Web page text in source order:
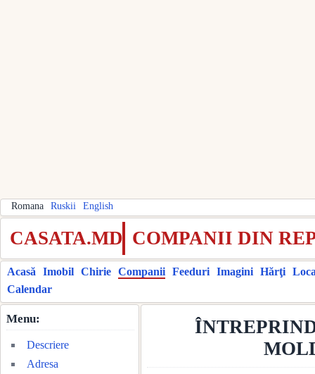
Romana Ruskii English
CASATA.MD COMPANII DIN
Acasă Imobil Chirie Companii Feeduri Imagini Hărţi
Calendar
Menu:
Descriere
Adresa